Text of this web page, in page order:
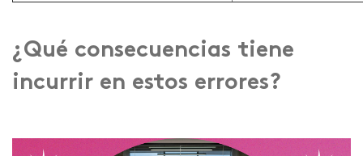
¿Qué consecuencias tiene
incurrir en estos errores?